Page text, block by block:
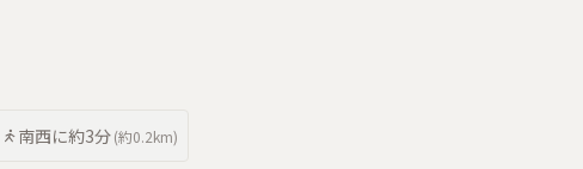
南西に約3分(約0.2km)